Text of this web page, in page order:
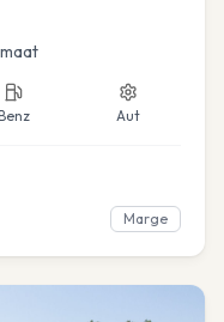
Aut
Marge